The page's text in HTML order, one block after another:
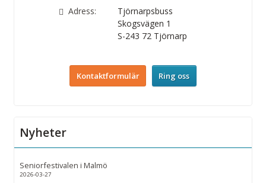
Adress:
Tjörnarpsbuss
Skogsvägen 1
S-243 72 Tjörnarp
Kontaktformulär Ring oss
Nyheter
Seniorfestivalen i Malmö
2026-03-27